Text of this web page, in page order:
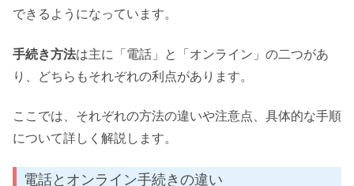
できるようになっています。
手続き方法は主に「電話」と「オンライン」の二つがあ
り、どちらもそれぞれの利点があります。
ここでは、それぞれの方法の違いや注意点、具体的な手順
について詳しく解説します。
電話とオンライン手続きの違い